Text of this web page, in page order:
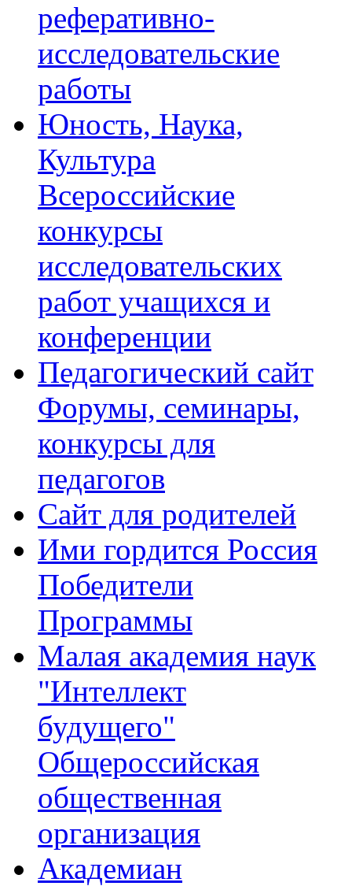
реферативно-
исследовательские
работы
Юность, Наука,
Культура
Всероссийские
конкурсы
исследовательских
работ учащихся и
конференции
Педагогический сайт
Форумы, семинары,
конкурсы для
педагогов
Сайт для родителей
Ими гордится Россия
Победители
Программы
Малая академия наук
"Интеллект
будущего"
Общероссийская
общественная
организация
Академиан